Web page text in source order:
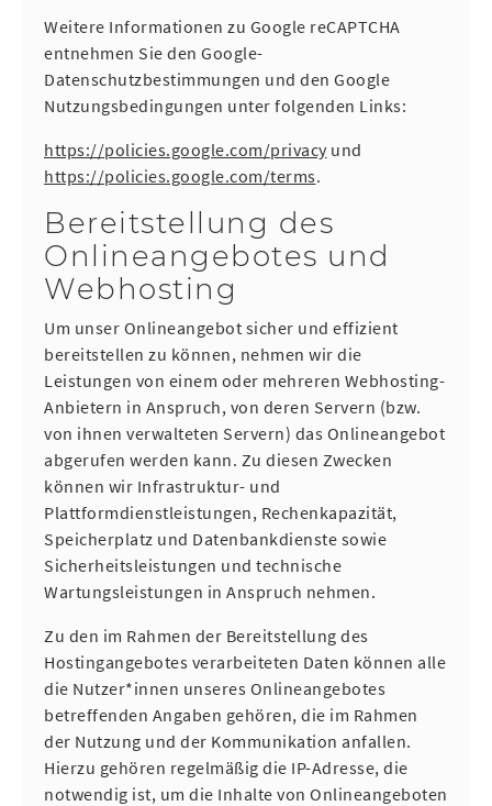
Weitere Informationen zu Google reCAPTCHA
entnehmen Sie den Google-
Datenschutzbestimmungen und den Google
Nutzungsbedingungen unter folgenden Links:
https://policies.google.com/privacy und
https://policies.google.com/terms.
Bereitstellung des
Onlineangebotes und
Webhosting
Um unser Onlineangebot sicher und effizient
bereitstellen zu können, nehmen wir die
Leistungen von einem oder mehreren Webhosting-
Anbietern in Anspruch, von deren Servern (bzw.
von ihnen verwalteten Servern) das Onlineangebot
abgerufen werden kann. Zu diesen Zwecken
können wir Infrastruktur- und
Plattformdienstleistungen, Rechenkapazität,
Speicherplatz und Datenbankdienste sowie
Sicherheitsleistungen und technische
Wartungsleistungen in Anspruch nehmen.
Zu den im Rahmen der Bereitstellung des
Hostingangebotes verarbeiteten Daten können alle
die Nutzer*innen unseres Onlineangebotes
betreffenden Angaben gehören, die im Rahmen
der Nutzung und der Kommunikation anfallen.
Hierzu gehören regelmäßig die IP-Adresse, die
notwendig ist, um die Inhalte von Onlineangeboten